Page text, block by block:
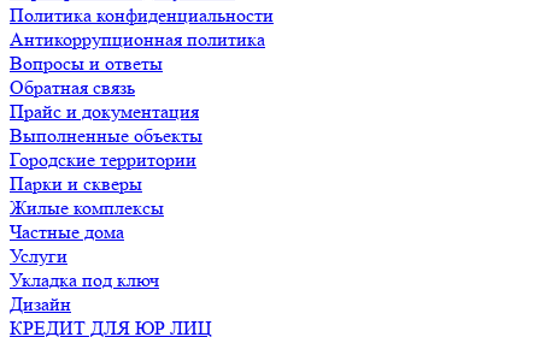
Политика конфиденциальности
Антикоррупционная политика
Вопросы и ответы
Обратная связь
Прайс и документация
Выполненные объекты
Городские территории
Парки и скверы
Жилые комплексы
Частные дома
Услуги
Укладка под ключ
Дизайн
КРЕДИТ ДЛЯ ЮР ЛИЦ